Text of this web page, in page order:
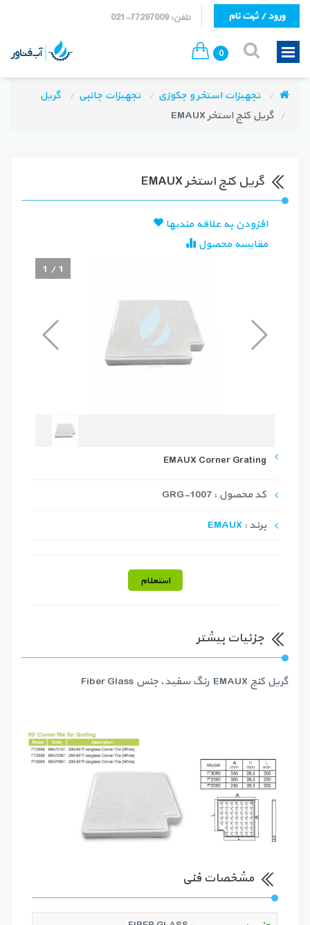
تلفن: 77297009-021 ورود / ثبت نام
0
تجهیزات استخر و جکوزی تجهیزات جانبی
گریل
گریل کنج استخر EMAUX
گریل کنج استخر EMAUX
افزودن به علاقه مندیها
مقایسه محصول
1 /1
EMAUX Corner Grating
کد محصول : GRG-1007
برند : EMAUX
استعلام
جزئیات بیشتر
گریل کنج EMAUX رنگ سفید، جنس Fiber Glass
مشخصات فنی